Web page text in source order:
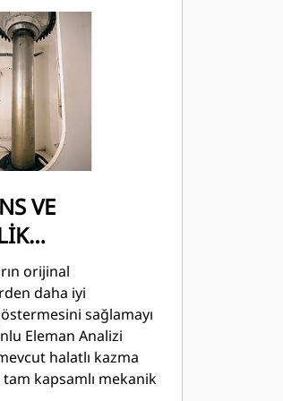
VE
orijinal
daha iyi
sağlamayı
Eleman Analizi
halatlı kazma
kapsamlı mekanik